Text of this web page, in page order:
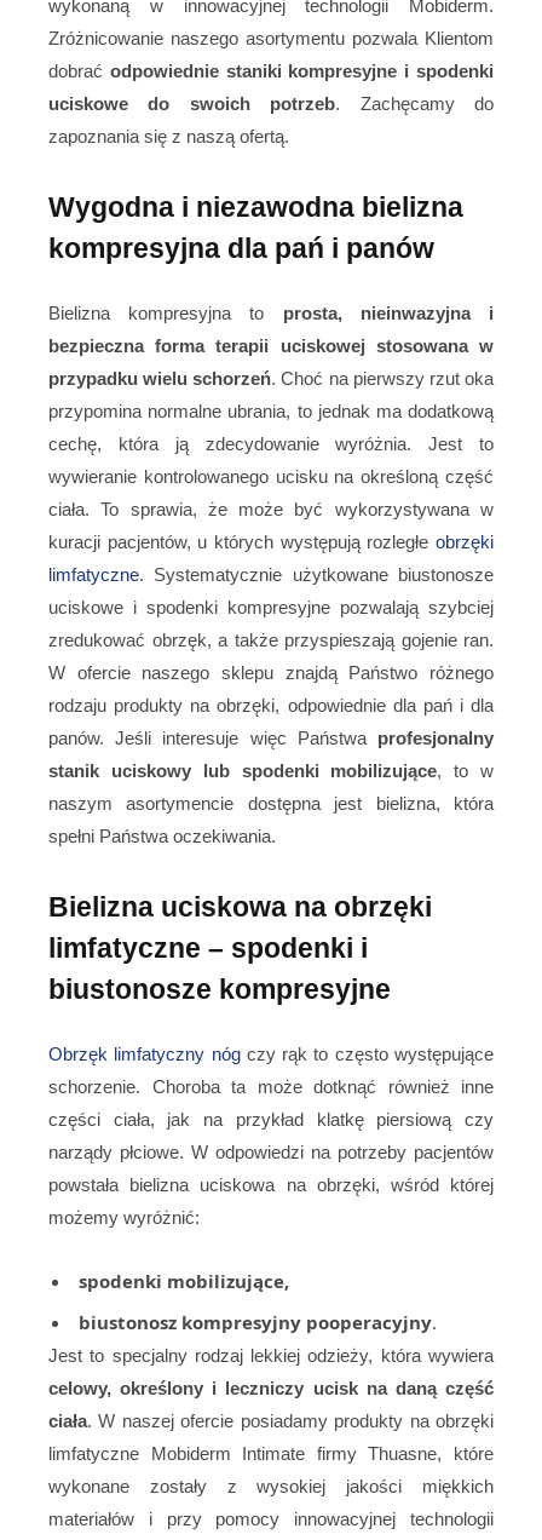
wykonaną w innowacyjnej technologii Mobiderm.
Zróżnicowanie naszego asortymentu pozwala Klientom
dobrać odpowiednie staniki kompresyjne i spodenki
uciskowe do swoich potrzeb. Zachęcamy do
zapoznania się z naszą ofertą.
Wygodna i niezawodna bielizna
kompresyjna dla pań i panów
Bielizna kompresyjna to prosta, nieinwazyjna i
bezpieczna forma terapii uciskowej stosowana w
przypadku wielu schorzeń. Choć na pierwszy rzut oka
przypomina normalne ubrania, to jednak ma dodatkową
cechę, która ją zdecydowanie wyróżnia. Jest to
wywieranie kontrolowanego ucisku na określoną część
ciała. To sprawia, że może być wykorzystywana w
kuracji pacjentów, u których występują rozległe obrzęki
limfatyczne. Systematycznie użytkowane biustonosze
uciskowe i spodenki kompresyjne pozwalają szybciej
zredukować obrzęk, a także przyspieszają gojenie ran.
W ofercie naszego sklepu znajdą Państwo różnego
rodzaju produkty na obrzęki, odpowiednie dla pań i dla
panów. Jeśli interesuje więc Państwa profesjonalny
stanik uciskowy lub spodenki mobilizujące, to w
naszym asortymencie dostępna jest bielizna, która
spełni Państwa oczekiwania.
Bielizna uciskowa na obrzęki
limfatyczne – spodenki i
biustonosze kompresyjne
Obrzęk limfatyczny nógczy rąk to często występujące
schorzenie. Choroba ta może dotknąć również inne
części ciała, jak na przykład klatkę piersiową czy
narządy płciowe. W odpowiedzi na potrzeby pacjentów
powstała bielizna uciskowa na obrzęki, wśród której
możemy wyróżnić:
spodenki mobilizujące,
biustonosz kompresyjny pooperacyjny.
Jest to specjalny rodzaj lekkiej odzieży, która wywiera
celowy, określony i leczniczy ucisk na daną część
ciała. W naszej ofercie posiadamy produkty na obrzęki
limfatyczne Mobiderm Intimate firmy Thuasne, które
wykonane zostały z wysokiej jakości miękkich
materiałów i przy pomocy innowacyjnej technologii